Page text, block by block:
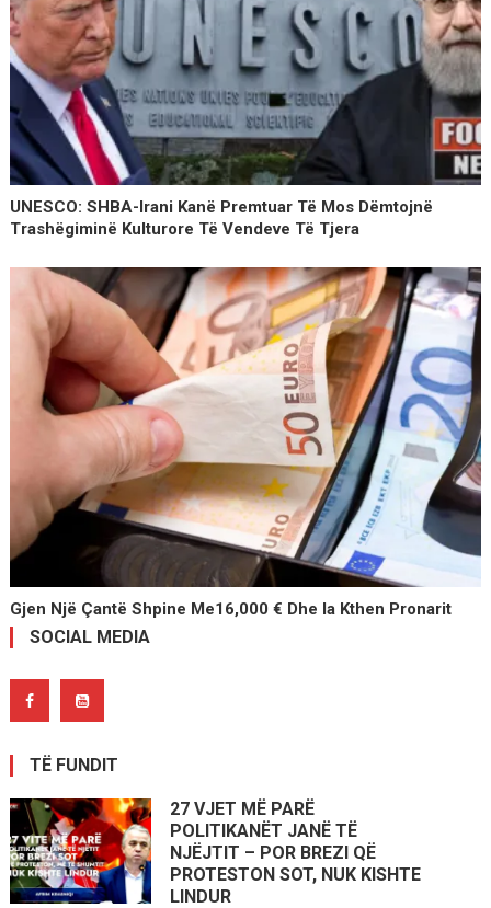
UNESCO: SHBA-Irani Kanë Premtuar Të Mos Dëmtojnë
Trashëgiminë Kulturore Të Vendeve Të Tjera
Gjen Një Çantë Shpine Me16,000 € Dhe Ia Kthen Pronarit
SOCIAL MEDIA
TË FUNDIT
27 VJET MË PARË
POLITIKANËT JANË TË
NJËJTIT – POR BREZI QË
PROTESTON SOT, NUK KISHTE
LINDUR